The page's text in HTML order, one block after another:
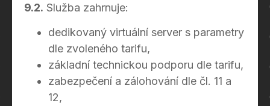
9.2. Služba zahrnuje:
dedikovaný virtuální server s parametry
dle zvoleného tarifu,
základní technickou podporu dle tarifu,
zabezpečení a zálohování dle čl. 11 a
12,